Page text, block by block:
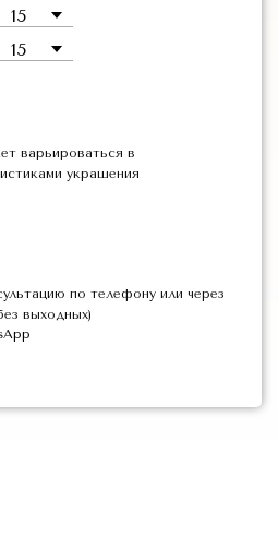
варьироваться в
украшения
по телефону или через
выходных)